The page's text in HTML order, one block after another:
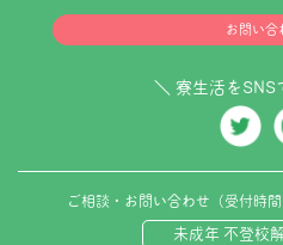
お問い合
＼ 寮生活をSNS
ご相談・お問い合わせ（受付時
未成年 不登校